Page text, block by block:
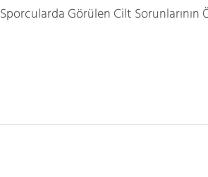
Sporcularda Görülen Cilt Sorunlarının